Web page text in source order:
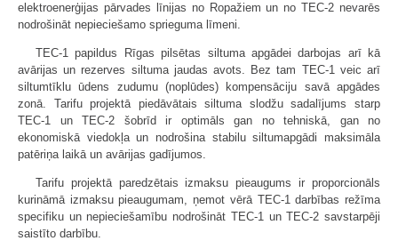
elektroenerģijas pārvades līnijas no Ropažiem un no TEC-2 nevarēs
nodrošināt nepieciešamo sprieguma līmeni.
TEC-1 papildus Rīgas pilsētas siltuma apgādei darbojas arī kā
avārijas un rezerves siltuma jaudas avots. Bez tam TEC-1 veic arī
siltumtīklu ūdens zudumu (noplūdes) kompensāciju savā apgādes
zonā. Tarifu projektā piedāvātais siltuma slodžu sadalījums starp
TEC-1 un TEC-2 šobrīd ir optimāls gan no tehniskā, gan no
ekonomiskā viedokļa un nodrošina stabilu siltumapgādi maksimāla
patēriņa laikā un avārijas gadījumos.
Tarifu projektā paredzētais izmaksu pieaugums ir proporcionāls
kurināmā izmaksu pieaugumam, ņemot vērā TEC-1 darbības režīma
specifiku un nepieciešamību nodrošināt TEC-1 un TEC-2 savstarpēji
saistīto darbību.